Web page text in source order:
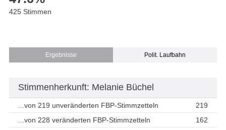
425 Stimmen
Ergebnisse Polit. Laufbahn
Stimmenherkunft: Melanie Büchel
...von 219 unveränderten FBP-Stimmzetteln
219
...von 228 veränderten FBP-Stimmzetteln
162